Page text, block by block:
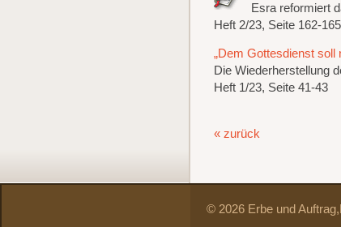
Esra reformiert
Heft 2/23, Seite 162-165
„Dem Gottesdienst soll
Die Wiederherstellung
Heft 1/23, Seite 41-43
« zurück
© 2026 Erbe und Auftrag,